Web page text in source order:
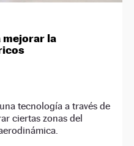
mejorar la
tecnología a través de
ciertas zonas del